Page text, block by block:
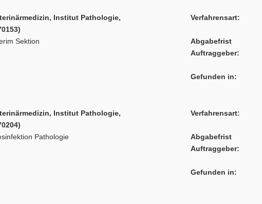
Institut Pathologie,
Sektion
Verfahrensart:
Abgabefrist
Auftraggeber:
Gefunden in:
Institut Pathologie,
Pathologie
Verfahrensart:
Abgabefrist
Auftraggeber:
Gefunden in: